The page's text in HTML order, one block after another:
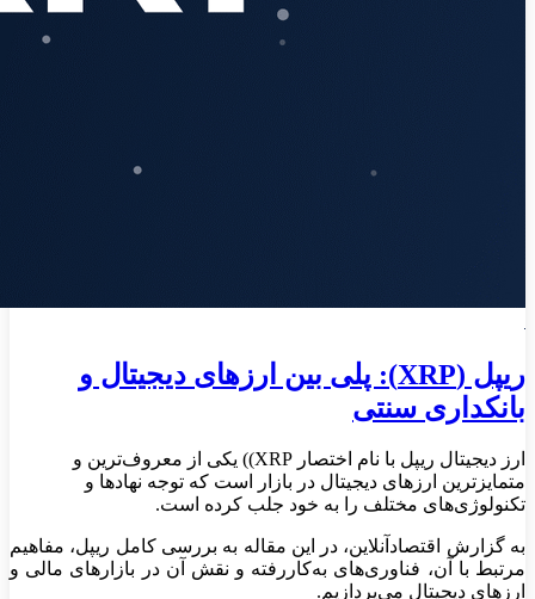
ریپل (XRP): پلی بین ارزهای دیجیتال و
بانکداری سنتی
ارز دیجیتال ریپل با نام اختصار XRP)) یکی از معروف‌ترین و
متمایزترین ارزهای دیجیتال در بازار است که توجه نهادها و
تکنولوژی‌های مختلف را به خود جلب کرده است.
به گزارش اقتصادآنلاین، در این مقاله به بررسی کامل ریپل، مفاهیم
مرتبط با آن، فناوری‌های به‌کاررفته و نقش آن در بازارهای مالی و
ارزهای دیجیتال می‌پردازیم.